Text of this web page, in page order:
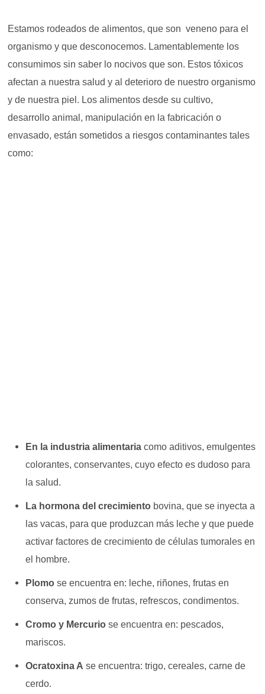
Estamos rodeados de alimentos, que son veneno para el
organismo y que desconocemos. Lamentablemente los
consumimos sin saber lo nocivos que son. Estos tóxicos
afectan a nuestra salud y al deterioro de nuestro organismo
y de nuestra piel. Los alimentos desde su cultivo,
desarrollo animal, manipulación en la fabricación o
envasado, están sometidos a riesgos contaminantes tales
como:
En la industria alimentaria como aditivos, emulgentes
colorantes, conservantes, cuyo efecto es dudoso para
la salud.
La hormona del crecimiento bovina, que se inyecta a
las vacas, para que produzcan más leche y que puede
activar factores de crecimiento de células tumorales en
el hombre.
Plomose encuentra en: leche, riñones, frutas en
conserva, zumos de frutas, refrescos, condimentos.
Cromo y Mercurio se encuentra en: pescados,
mariscos.
Ocratoxina A se encuentra: trigo, cereales, carne de
cerdo.